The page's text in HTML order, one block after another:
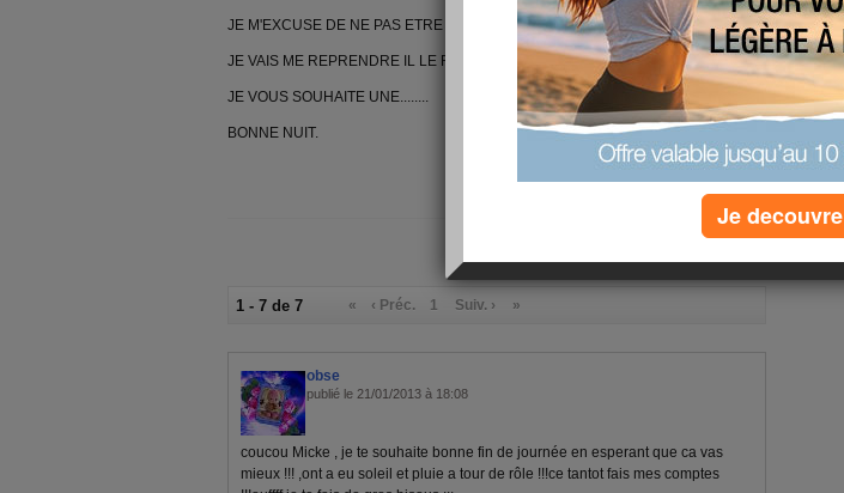
JE M'EXCUSE DE NE PAS ETRE PRESENTE POUR VOUS .
JE VAIS ME REPRENDRE IL LE FAUT.........
JE VOUS SOUHAITE UNE........
BONNE NUIT.
(7) commentaires
1 - 7 de 7 « ‹ Préc. 1 Suiv. › »
obse
publié le 21/01/2013 à 18:08
coucou Micke , je te souhaite bonne fin de journée en esperant que ca vas
mieux !!! ,ont a eu soleil et pluie a tour de rôle !!!ce tantot fais mes comptes
Je decouvre